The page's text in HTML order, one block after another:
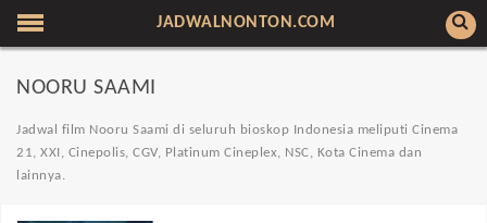
JADWALNONTON.COM
NOORU SAAMI
Jadwal film Nooru Saami di seluruh bioskop Indonesia meliputi Cinema
21, XXI, Cinepolis, CGV, Platinum Cineplex, NSC, Kota Cinema dan
lainnya.